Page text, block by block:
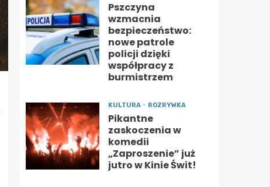
Pszczyna
wzmacnia
bezpieczeństwo:
nowe patrole
policji dzięki
współpracy z
burmistrzem
KULTURA ROZRYWKA
Pikantne
zaskoczenia w
komedii
„Zaproszenie” już
jutro w Kinie Świt!